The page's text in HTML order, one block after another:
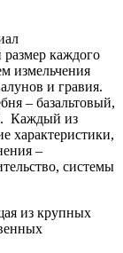
каждого
измельчения
и гравия.
– базальтовый,
Каждый из
характеристики,
–
системы
из крупных